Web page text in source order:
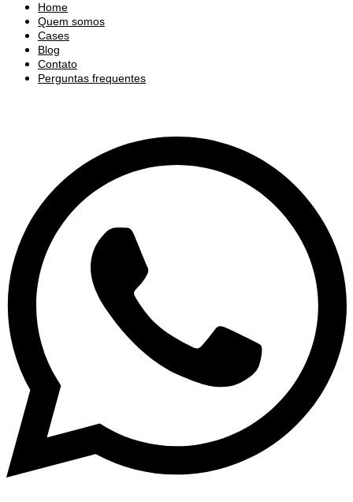
Home
Quem somos
Cases
Blog
Contato
Perguntas frequentes